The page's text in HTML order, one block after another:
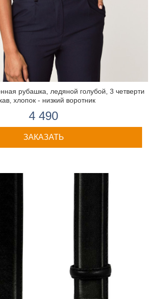
рубашка, ледяной голубой, 3 четверти
хлопок - низкий воротник
4 490
ЗАКАЗАТЬ